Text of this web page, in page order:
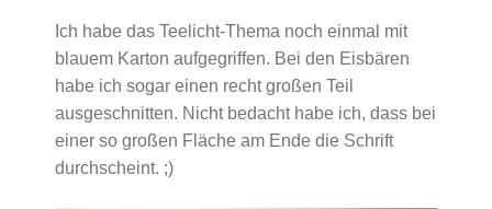
Ich habe das Teelicht-Thema noch einmal mit
blauem Karton aufgegriffen. Bei den Eisbären
habe ich sogar einen recht großen Teil
ausgeschnitten. Nicht bedacht habe ich, dass bei
einer so großen Fläche am Ende die Schrift
durchscheint. ;)